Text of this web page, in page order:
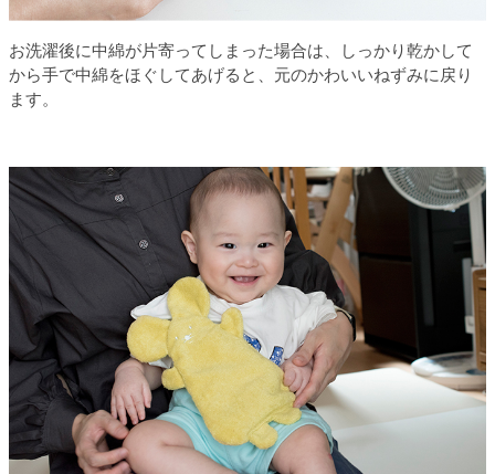
お洗濯後に中綿が片寄ってしまった場合は、しっかり乾かして
から手で中綿をほぐしてあげると、元のかわいいねずみに戻り
ます。